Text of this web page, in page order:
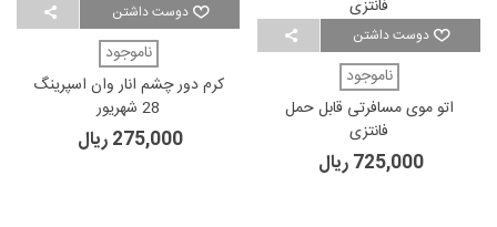
دوست داشتن
ناموجود
اتو موی مسافرتی قابل حمل
فانتزی
725,000 ریال
دوست داشتن
ناموجود
کرم دور چشم انار وان اسپرینگ
28 شهریور
275,000 ریال